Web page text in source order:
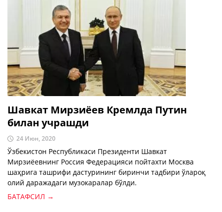
Шавкат Мирзиёев Кремлда Путин
билан учрашди
24 Июн, 2020
Ўзбекистон Республикаси Президенти Шавкат
Мирзиёевнинг Россия Федерацияси пойтахти Москва
шаҳрига ташрифи дастурининг биринчи тадбири ўлароқ
олий даражадаги музокаралар бўлди.
БАТАФСИЛ →